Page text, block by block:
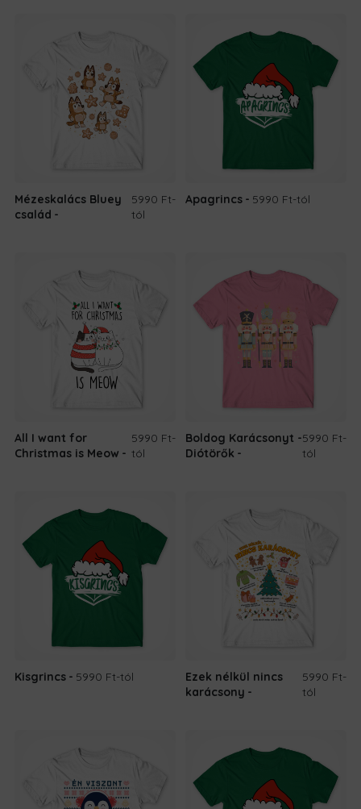
Mézeskalács Bluey
család
5990 Ft-
tól
Apagrincs 5990 Ft-tól
All I want for
Christmas is Meow
5990 Ft-
tól
Boldog Karácsonyt -
Diótörők
5990 Ft-
tól
Kisgrincs 5990 Ft-tól
Ezek nélkül nincs
karácsony
5990 Ft-
tól